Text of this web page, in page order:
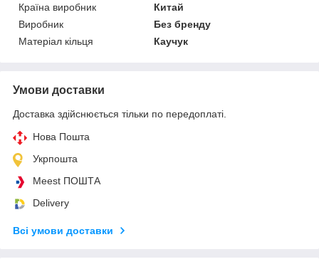
Країна виробник
Китай
Виробник
Без бренду
Матеріал кільця
Каучук
Умови доставки
Доставка здійснюється тільки по передоплаті.
Нова Пошта
Укрпошта
Meest ПОШТА
Delivery
Всі умови доставки